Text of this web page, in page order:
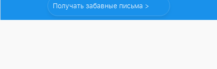
Получать забавные письма >